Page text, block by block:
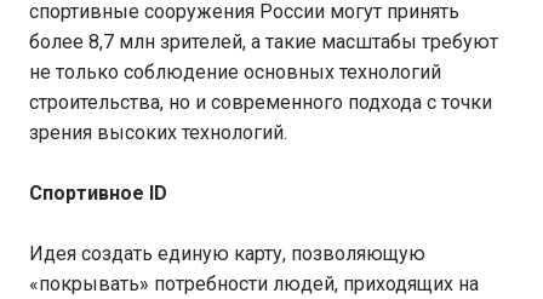
спортивные сооружения России могут принять
более 8,7 млн зрителей, а такие масштабы требуют
не только соблюдение основных технологий
строительства, но и современного подхода с точки
зрения высоких технологий.
Спортивное ID
Идея создать единую карту, позволяющую
«покрывать» потребности людей, приходящих на